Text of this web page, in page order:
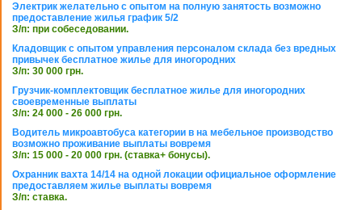
Электрик желательно с опытом на полную занятость возможно
предоставление жилья график 5/2
З/п: при собеседовании.
Кладовщик с опытом управления персоналом склада без вредных
привычек бесплатное жилье для иногородних
З/п: 30 000 грн.
Грузчик-комплектовщик бесплатное жилье для иногородних
своевременные выплаты
З/п: 24 000 - 26 000 грн.
Водитель микроавтобуса категории в на мебельное производство
возможно проживание выплаты вовремя
З/п: 15 000 - 20 000 грн. (ставка+ бонусы).
Охранник вахта 14/14 на одной локации официальное оформление
предоставляем жилье выплаты вовремя
З/п: ставка.